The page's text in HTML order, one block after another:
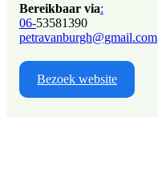
Bereikbaar via:
06-53581390
petravanburgh@gmail.com
Bezoek website